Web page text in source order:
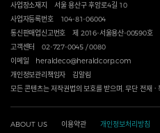
사업장소재지
서울 용산구 후암로4길 10
사업자등록번호
104-81-06004
통신판매업신고번호
제 2016-서울용산-00590호
고객센터
02-727-0045 / 0080
이메일
heraldeco@heraldcorp.com
개인정보관리책임자
김알림
모든 콘텐츠는 저작권법의 보호를 받으며, 무단 전재
ABOUT US 이용약관 개인정보처리방침